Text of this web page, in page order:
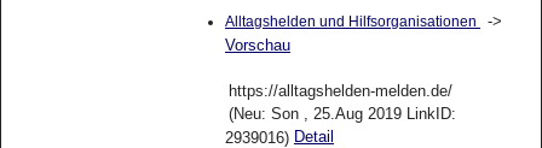
Alltagshelden und Hilfsorganisationen
->
Vorschau
https://alltagshelden-melden.de/
(Neu: Son , 25.Aug 2019 LinkID:
2939016) Detail